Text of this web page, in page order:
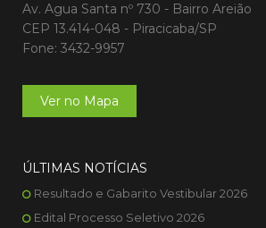
Av. Agua Santa nº 730 - Bairro Areião
CEP 13.414-048 - Piracicaba/SP
Fone: 3432-9957
Ver no Mapa
ÚLTIMAS NOTÍCIAS
Resultado e Gabarito Vestibular 2026
Edital Processo Seletivo 2026